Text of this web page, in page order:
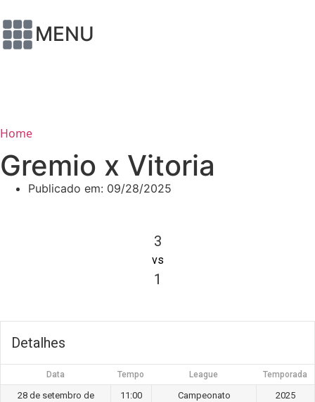
MENU
Home
Gremio x Vitoria
Publicado em: 09/28/2025
3
vs
1
Detalhes
Data Tempo League Temporada
28 de setembro de
11:00
Campeonato
2025